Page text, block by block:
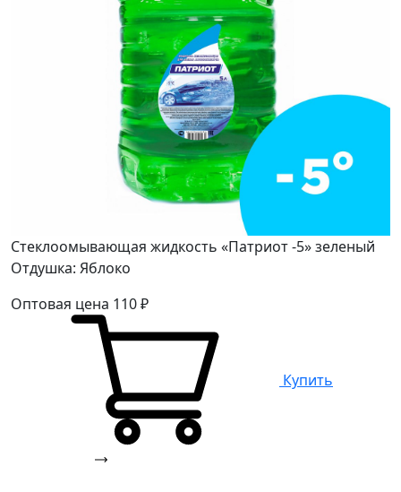
Стеклоомывающая жидкость «Патриот -5» зеленый
Отдушка: Яблоко
Оптовая цена 110₽
Купить